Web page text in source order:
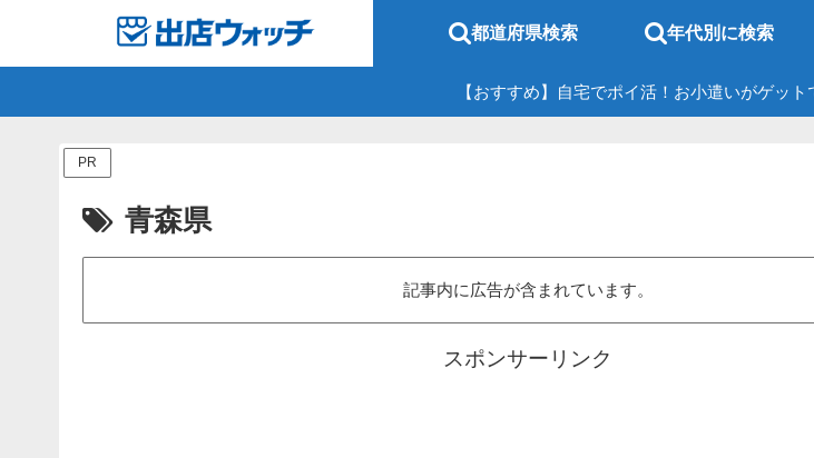
都道府県検索 年代別に検索
【おすすめ】自宅でポイ活！お小遣いがゲッ
PR
青森県
記事内に広告が含まれています。
スポンサーリンク